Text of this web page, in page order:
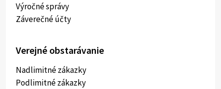
Výročné správy
Záverečné účty
Verejné obstarávanie
Nadlimitné zákazky
Podlimitné zákazky